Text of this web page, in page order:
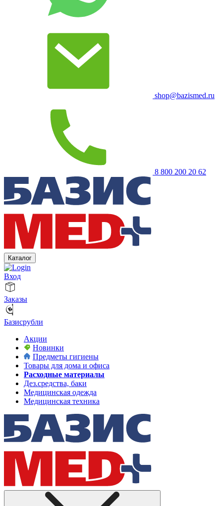
shop@bazismed.ru
8 800 200 20 62
Каталог
Вход
Заказы
Базисрубли
Акции
Новинки
Предметы гигиены
Товары для дома и офиса
Расходные материалы
Дез.средства, баки
Медицинская одежда
Медицинская техника